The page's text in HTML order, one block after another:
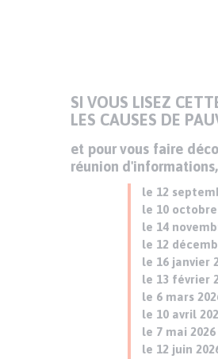
SI VOUS LISEZ
LES CAUSES DE
et pour vous faire
réunion
le 12
le 10 octobre
le 14
le 12
le 16 janvier
le 13 février
le 6 mars
le 10 avril
le 7 mai 2026
le 12 juin